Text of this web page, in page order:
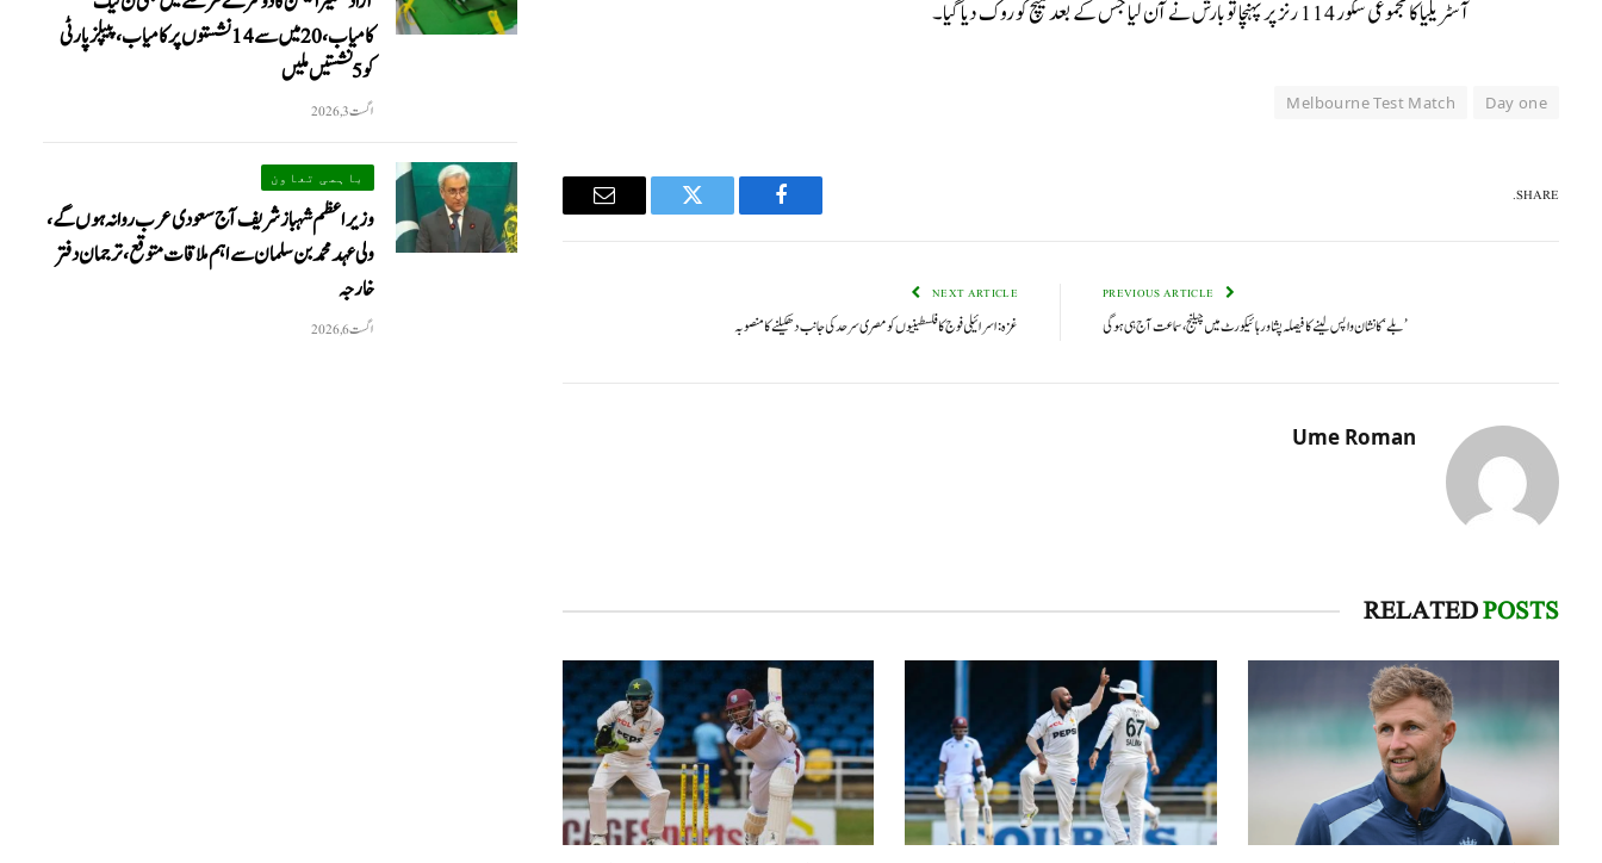
آسٹریلیا کا مجموعی سکور 114 رنز پر پہنچا تو بارش نے آن لیا جس کے بعد میچ کو روک دیا گیا۔
Day one
Melbourne Test Match
SHARE.
Facebook
Twitter
Email
’بلے‘ کا نشان واپس لینے کا فیصلہ پشاور ہائیکورٹ میں چیلنج، سماعت آج ہی ہوگی
NEXT ARTICLE
غزہ: اسرائیلی فوج کا فلسطینیوں کو مصری سرحد کی جانب دھکیلنے کا منصوبہ
Ume Roman
RELATEDPOSTS
کامیاب، 20 میں سے 14 نشستوں پر کامیاب، پیپلزپارٹی
کو 5 نشستیں ملیں
اگست 3, 2026
باہمی تعاون
وزیراعظم شہباز شریف آج سعودی عرب روانہ ہوں گے،
ولی عہد محمد بن سلمان سے اہم ملاقات متوقع، ترجمان دفتر
خارجہ
اگست 6, 2026